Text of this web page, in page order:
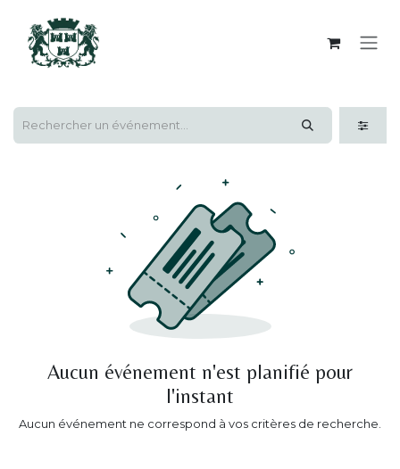
Aucun événement n'est planifié pour
l'instant
Aucun événement ne correspond à vos critères de recherche.